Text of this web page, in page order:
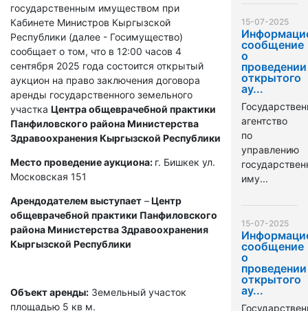
государственным имуществом при
Кабинете Министров Кыргызской
Республики (далее - Госимущество)
сообщает о том, что в 12:00 часов 4
сентября 2025 года состоится открытый
аукцион на право заключения договора
аренды государственного земельного
участка Центра общеврачебной практики
Панфиловского района Министерства
Здравоохранения Кыргызской Республики
Место проведение аукциона: г. Бишкек ул.
Московская 151
Арендодателем выступает –Центр
общеврачебной практики Панфиловского
района Министерства Здравоохранения
Кыргызской Республики
Объект аренды: Земельный участок
площадью 5 кв м.
15-07-2025
сообщение
о
проведении
открытого
ау...
агентство
по
управлению
иму...
15-07-2025
сообщение
о
проведении
открытого
ау...